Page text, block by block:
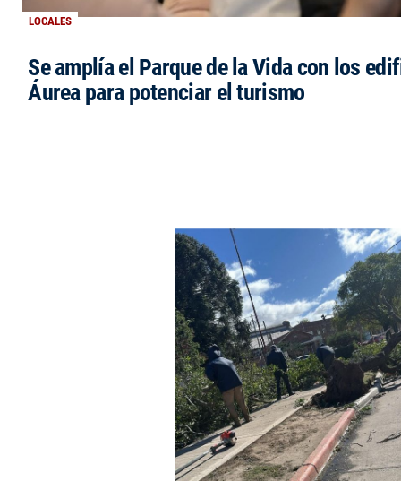
LOCALES
Se amplía el Parque de la Vida con los
Áurea para potenciar el turismo